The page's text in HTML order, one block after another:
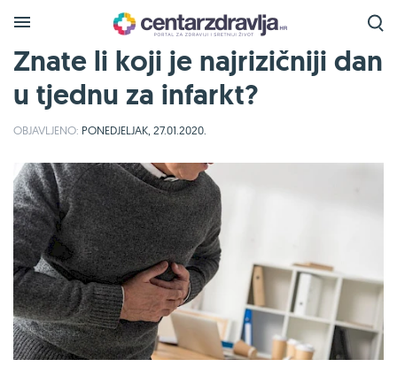
Znate li koji je najrizičniji dan
u tjednu za infarkt?
OBJAVLJENO: PONEDJELJAK, 27.01.2020.